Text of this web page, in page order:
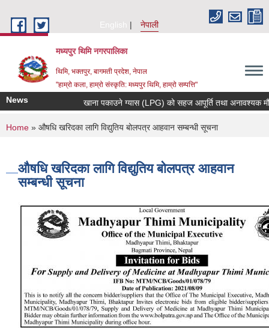
English
नेपाली
मध्यपुर थिमि नगरपालिका
थिमि, भक्तपुर, बागमती प्रदेश, नेपाल
"हाम्रो कला, हाम्रो संस्कृति: मध्यपुर थिमि, हाम्रो सम्पत्ति"
News खाना पकाउने ग्यास (LPG) को सहज आपूर्ति तथा अनावश्यक
You are here
Home » औषधि खरिदका लागि विद्युतिय बोलपत्र आहवान सम्बन्धी सूचना
औषधि खरिदका लागि विद्युतिय बोलपत्र आहवान
सम्बन्धी सूचना